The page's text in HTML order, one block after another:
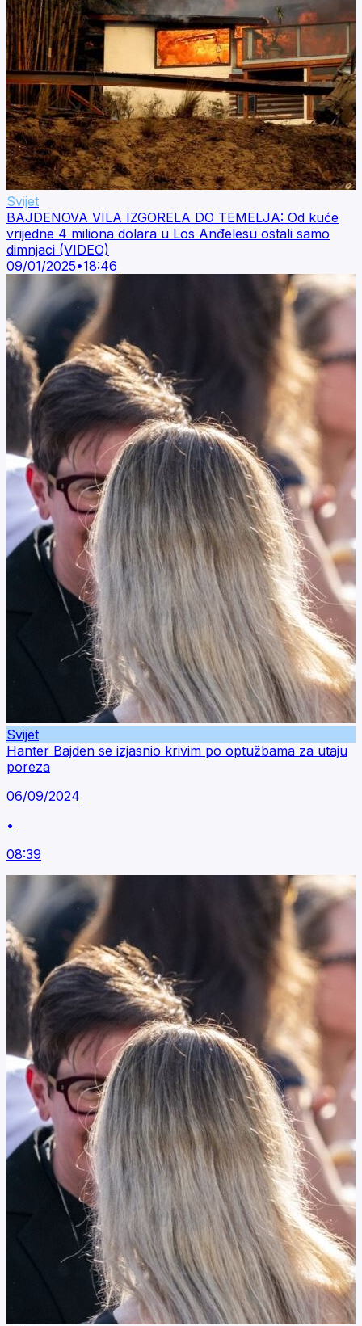
Svijet
BAJDENOVA VILA IZGORELA DO TEMELJA: Od kuće
vrijedne 4 miliona dolara u Los Anđelesu ostali samo
dimnjaci (VIDEO)
09/01/2025•18:46
Svijet
Hanter Bajden se izjasnio krivim po optužbama za utaju
poreza
06/09/2024
•
08:39